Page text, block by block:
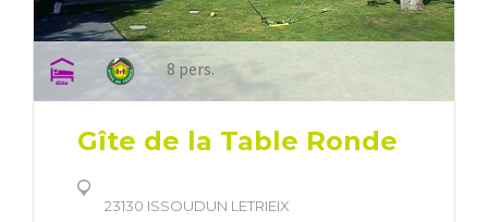
8 pers.
Gîte de la Table Ronde
23130 ISSOUDUN LETRIEIX